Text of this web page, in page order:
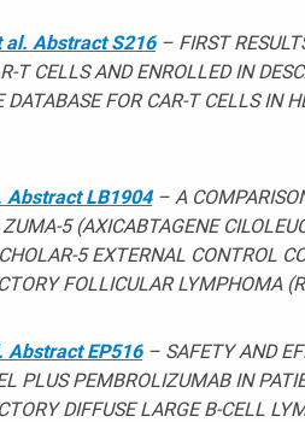
al. Abstract S216– FIRST
T CELLS AND ENROLLED IN
DATABASE FOR CAR-T CELLS IN
Abstract LB1904– A
5 (AXICABTAGENE
5 EXTERNAL CONTROL
FOLLICULAR LYMPHOMA
Abstract EP516– SAFETY AND
PLUS PEMBROLIZUMAB IN
DIFFUSE LARGE B-CELL